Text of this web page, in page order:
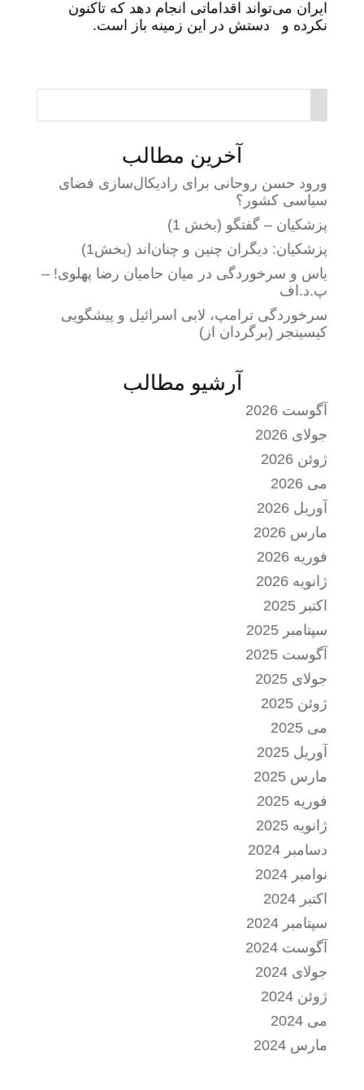
ایران می‌تواند اقداماتی انجام دهد که تاکنون
نکرده و دستش در این زمینه باز است.
آخرین مطالب
ورود حسن روحانی برای رادیکال‌سازی فضای
سیاسی کشور؟
پزشکیان – گفتگو (بخش 1)
پزشکیان: دیگران چنین و چنان‌اند (بخش1)
یاس و سرخوردگی در میان حامیان رضا پهلوی! –
پ.د.اف
سرخوردگی ترامپ، لابی اسرائیل و پیشگویی
کیسینجر (برگردان از)
آرشیو مطالب
آگوست 2026
جولای 2026
ژوئن 2026
می 2026
آوریل 2026
مارس 2026
فوریه 2026
ژانویه 2026
اکتبر 2025
سپتامبر 2025
آگوست 2025
جولای 2025
ژوئن 2025
می 2025
آوریل 2025
مارس 2025
فوریه 2025
ژانویه 2025
دسامبر 2024
نوامبر 2024
اکتبر 2024
سپتامبر 2024
آگوست 2024
جولای 2024
ژوئن 2024
می 2024
مارس 2024